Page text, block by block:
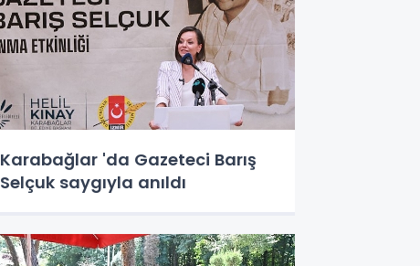
Karabağlar 'da Gazeteci Barış
Selçuk saygıyla anıldı